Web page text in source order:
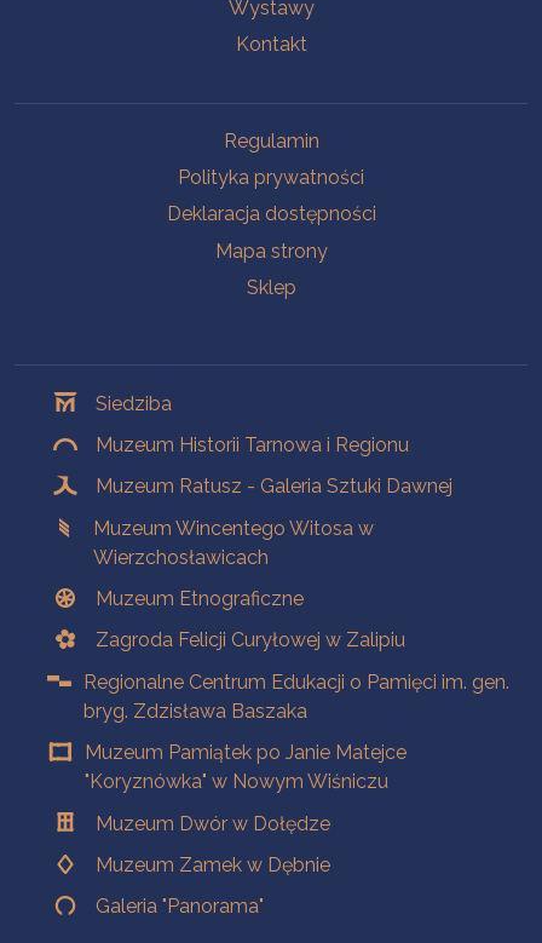
Wystawy
Kontakt
Regulamin
Polityka prywatności
Deklaracja dostępności
Mapa strony
Sklep
Siedziba
Muzeum Historii Tarnowa i Regionu
Muzeum Ratusz - Galeria Sztuki Dawnej
Muzeum Wincentego Witosa w
Wierzchosławicach
Muzeum Etnograficzne
Zagroda Felicji Curyłowej w Zalipiu
Regionalne Centrum Edukacji o Pamięci im. gen.
bryg. Zdzisława Baszaka
Muzeum Pamiątek po Janie Matejce
"Koryznówka" w Nowym Wiśniczu
Muzeum Dwór w Dołędze
Muzeum Zamek w Dębnie
Galeria "Panorama"